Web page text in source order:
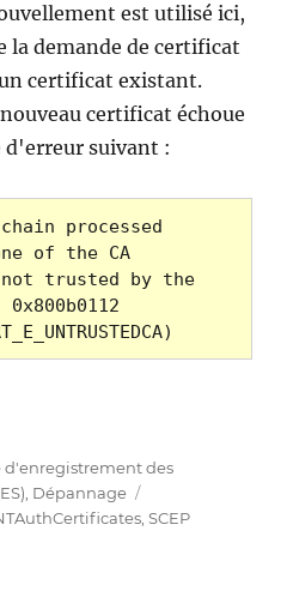
est utilisé ici,
demande de certificat
certificat existant.
certificat échoue
d'erreur suivant :
processed
of the CA
trusted by the
d'enregistrement des
, Dépannage
,SCEP